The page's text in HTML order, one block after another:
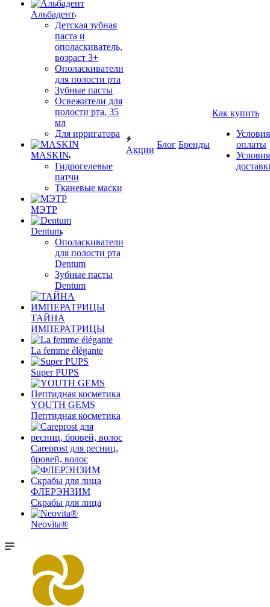
Альбадент
Детская зубная
паста и
ополаскиватель,
возраст 3+
Ополаскиватели
для полости рта
Зубные пасты
Освежители для
полости рта, 35
мл
Для ирригатора
MASKIN
Гидрогелевые
патчи
Тканевые маски
МЭТР
Dentum
Ополаскиватели
для полости рта
Dentum
Зубные пасты
Dentum
ТАЙНА
ИМПЕРАТРИЦЫ
La femme élégante
Super PUPS
YOUTH GEMS
Пептидная косметика
Careprost для ресниц,
бровей, волос
ФЛЕРЭНЗИМ
Скрабы для лица
Neovita®
Акции
Блог Бренды
Как купить
Условия
оплаты
Условия